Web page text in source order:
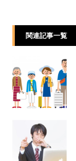
関連記事一覧